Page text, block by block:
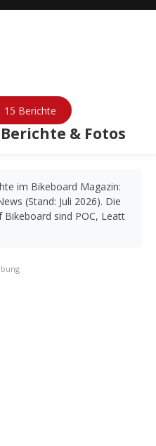
& Fotos
15 Berichte
im Bikeboard Magazin:
(Stand: Juli 2026). Die
sind POC, Leatt